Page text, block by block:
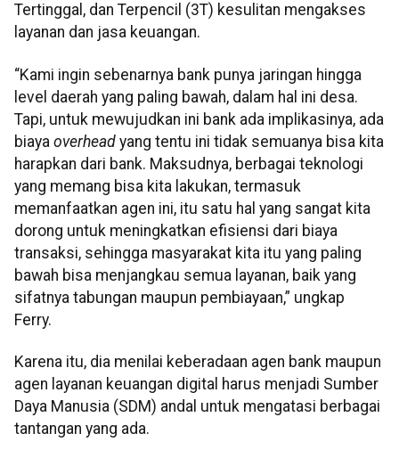
Tertinggal, dan Terpencil (3T) kesulitan mengakses
layanan dan jasa keuangan.
“Kami ingin sebenarnya bank punya jaringan hingga
level daerah yang paling bawah, dalam hal ini desa.
Tapi, untuk mewujudkan ini bank ada implikasinya, ada
biaya overhead yang tentu ini tidak semuanya bisa kita
harapkan dari bank. Maksudnya, berbagai teknologi
yang memang bisa kita lakukan, termasuk
memanfaatkan agen ini, itu satu hal yang sangat kita
dorong untuk meningkatkan efisiensi dari biaya
transaksi, sehingga masyarakat kita itu yang paling
bawah bisa menjangkau semua layanan, baik yang
sifatnya tabungan maupun pembiayaan,” ungkap
Ferry.
Karena itu, dia menilai keberadaan agen bank maupun
agen layanan keuangan digital harus menjadi Sumber
Daya Manusia (SDM) andal untuk mengatasi berbagai
tantangan yang ada.